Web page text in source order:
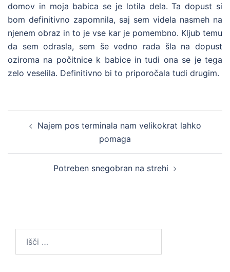
domov in moja babica se je lotila dela. Ta dopust si
bom definitivno zapomnila, saj sem videla nasmeh na
njenem obraz in to je vse kar je pomembno. Kljub temu
da sem odrasla, sem še vedno rada šla na dopust
oziroma na počitnice k babice in tudi ona se je tega
zelo veselila. Definitivno bi to priporočala tudi drugim.
navigation
Najem pos terminala nam velikokrat lahko
pomaga
Potreben snegobran na strehi